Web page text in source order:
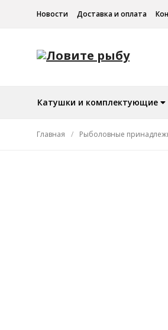
Новости Доставка и оплата
Катушки и комплектующие
Главная / Рыболовные